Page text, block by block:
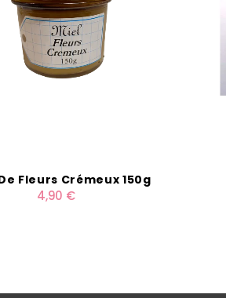
Fleurs Crémeux 150g
4,90 €